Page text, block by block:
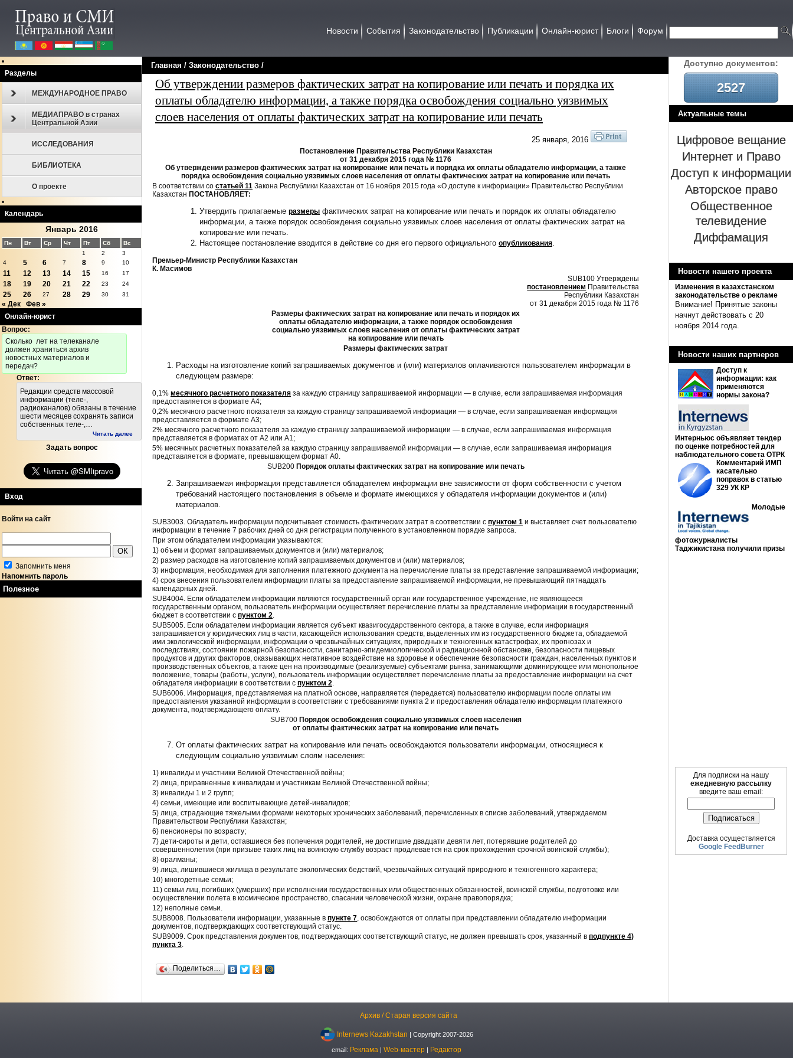
Новости События Законодательство Публикации Онлайн-юрист Блоги Форум
Доcтупно документов:
2527
Актуальные темы
Цифровое вещание
Интернет и Право
Доступ к информации
Авторское право
Общественное
телевидение
Диффамация
Новости нашего проекта
Изменения в казахстанском
законодательстве о рекламе
Внимание! Принятые законы
начнут действовать с 20
ноября 2014 года.
Новости наших партнеров
Доступ к
информации: как
применяются
нормы закона?
Интерньюс объявляет тендер
по оценке потребностей для
наблюдательного совета ОТРК
Комментарий ИМП
касательно
поправок в статью
329 УК КР
Молодые
фотожурналисты
Таджикистана получили призы
Для подписки на нашу
ежедневную рассылку
введите ваш email:
Доставка осуществляется
Google FeedBurner
Разделы
МЕЖДУНАРОДНОЕ ПРАВО
МЕДИАПРАВО в странах
Центральной Азии
ИССЛЕДОВАНИЯ
БИБЛИОТЕКА
О проекте
Календарь
Январь 2016
Пн Вт Ср Чт Пт Сб
Вс
1
2
3
4
5 6 7 8 9 10
11 12 13 14 15 16 17
18 19 20 21 22 23 24
25 26 27 28 29 30 31
« Дек
Фев »
Онлайн-юрист
Вопрос:
Cколько лет на телеканале
должен храниться архив
новостных материалов и
передач?
Ответ:
Редакции средств массовой
информации (теле-,
радиоканалов) обязаны в течение
шести месяцев сохранять записи
собственных теле-,…
Читать далее
Задать вопрос
Вход
Войти на сайт
Запомнить меня
Напомнить пароль
Полезное
Главная / Законодательcтво /
Об утверждении размеров фактических затрат на копирование или печать и порядка их
оплаты обладателю информации, а также порядка освобождения социально уязвимых
слоев населения от оплаты фактических затрат на копирование или печать
25 января, 2016
Постановление Правительства Республики Казахстан
от 31 декабря 2015 года № 1176
Об утверждении размеров фактических затрат на копирование или печать и порядка их оплаты обладателю информации, а также
порядка освобождения социально уязвимых слоев населения от оплаты фактических затрат на копирование или печать
В соответствии со статьей 11 Закона Республики Казахстан от 16 ноября 2015 года «О доступе к информации» Правительство Республики
Казахстан ПОСТАНОВЛЯЕТ:
Утвердить прилагаемые размеры фактических затрат на копирование или печать и порядок их оплаты обладателю
информации, а также порядок освобождения социально уязвимых слоев населения от оплаты фактических затрат на
копирование или печать.
Настоящее постановление вводится в действие со дня его первого официального опубликования
Премьер-Министр Республики Казахстан
К. Масимов
SUB100 Утверждены
постановлением Правительства
Республики Казахстан
от 31 декабря 2015 года № 1176
Размеры фактических затрат на копирование или печать и порядок их
оплаты обладателю информации, а также порядок освобождения
социально уязвимых слоев населения от оплаты фактических затрат
на копирование или печать
Размеры фактических затрат
Расходы на изготовление копий запрашиваемых документов и (или) материалов оплачиваются пользователем информации в
следующем размере:
0,1% месячного расчетного показателя за каждую страницу запрашиваемой информации — в случае, если запрашиваемая информация
предоставляется в формате А4;
0,2% месячного расчетного показателя за каждую страницу запрашиваемой информации — в случае, если запрашиваемая информация
предоставляется в формате A3;
2% месячного расчетного показателя за каждую страницу запрашиваемой информации — в случае, если запрашиваемая информация
представляется в форматах от А2 или А1;
5% месячных расчетных показателей за каждую страницу запрашиваемой информации — в случае, если запрашиваемая информация
представляется в формате, превышающем формат А0.
SUB200 Порядок оплаты фактических затрат на копирование или печать
Запрашиваемая информация представляется обладателем информации вне зависимости от форм собственности с учетом
требований настоящего постановления в объеме и формате имеющихся у обладателя информации документов и (или)
материалов.
SUB3003. Обладатель информации подсчитывает стоимость фактических затрат в соответствии с пунктом 1 и выставляет счет пользователю
информации в течение 7 рабочих дней со дня регистрации полученного в установленном порядке запроса.
При этом обладателем информации указываются:
1) объем и формат запрашиваемых документов и (или) материалов;
2) размер расходов на изготовление копий запрашиваемых документов и (или) материалов;
3) информация, необходимая для заполнения платежного документа на перечисление платы за представление запрашиваемой информации;
4) срок внесения пользователем информации платы за предоставление запрашиваемой информации, не превышающий пятнадцать
календарных дней.
SUB4004. Если обладателем информации являются государственный орган или государственное учреждение, не являющееся
государственным органом, пользователь информации осуществляет перечисление платы за представление информации в государственный
бюджет в соответствии с пунктом 2
SUB5005. Если обладателем информации является субъект квазигосударственного сектора, а также в случае, если информация
запрашивается у юридических лиц в части, касающейся использования средств, выделенных им из государственного бюджета, обладаемой
ими экологической информации, информации о чрезвычайных ситуациях, природных и техногенных катастрофах, их прогнозах и
последствиях, состоянии пожарной безопасности, санитарно-эпидемиологической и радиационной обстановке, безопасности пищевых
продуктов и других факторов, оказывающих негативное воздействие на здоровье и обеспечение безопасности граждан, населенных пунктов и
производственных объектов, а также цен на производимые (реализуемые) субъектами рынка, занимающими доминирующее или монопольное
положение, товары (работы, услуги), пользователь информации осуществляет перечисление платы за предоставление информации на счет
обладателя информации в соответствии с пунктом 2
SUB6006. Информация, представляемая на платной основе, направляется (передается) пользователю информации после оплаты им
предоставления указанной информации в соответствии с требованиями пункта 2 и предоставления обладателю информации платежного
документа, подтверждающего оплату.
SUB700 Порядок освобождения социально уязвимых слоев населения
от оплаты фактических затрат на копирование или печать
От оплаты фактических затрат на копирование или печать освобождаются пользователи информации, относящиеся к
следующим социально уязвимым слоям населения:
1) инвалиды и участники Великой Отечественной войны;
2) лица, приравненные к инвалидам и участникам Великой Отечественной войны;
3) инвалиды 1 и 2 групп;
4) семьи, имеющие или воспитывающие детей-инвалидов;
5) лица, страдающие тяжелыми формами некоторых хронических заболеваний, перечисленных в списке заболеваний, утверждаемом
Правительством Республики Казахстан;
6) пенсионеры по возрасту;
7) дети-сироты и дети, оставшиеся без попечения родителей, не достигшие двадцати девяти лет, потерявшие родителей до
совершеннолетия (при призыве таких лиц на воинскую службу возраст продлевается на срок прохождения срочной воинской службы);
8) оралманы;
9) лица, лишившиеся жилища в результате экологических бедствий, чрезвычайных ситуаций природного и техногенного характера;
10) многодетные семьи;
11) семьи лиц, погибших (умерших) при исполнении государственных или общественных обязанностей, воинской службы, подготовке или
осуществлении полета в космическое пространство, спасании человеческой жизни, охране правопорядка;
12) неполные семьи.
SUB8008. Пользователи информации, указанные в пункте 7 , освобождаются от оплаты при представлении обладателю информации
документов, подтверждающих соответствующий статус.
SUB9009. Срок представления документов, подтверждающих соответствующий статус, не должен превышать срок, указанный в подпункте 4)
пункта 3
Поделиться…
Архив / Старая версия сайта
Internews Kazakhstan | Copyright 2007-2026
email: Реклама | Web-мастер | Редактор